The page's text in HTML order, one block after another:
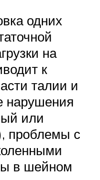
одних
на
к
талии и
нарушения
или
проблемы с
в шейном